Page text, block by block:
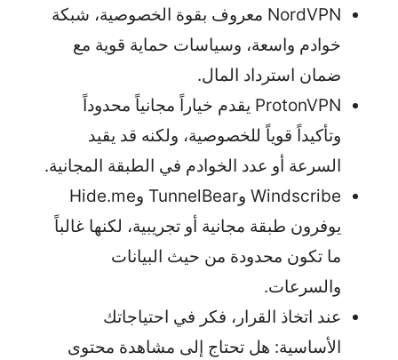
NordVPN معروف بقوة الخصوصية، شبكة
خوادم واسعة، وسياسات حماية قوية مع
ضمان استرداد المال.
ProtonVPN يقدم خياراً مجانياً محدوداً
وتأكيداً قوياً للخصوصية، ولكنه قد يقيد
السرعة أو عدد الخوادم في الطبقة المجانية.
Windscribe وTunnelBear وHide.me
يوفرون طبقة مجانية أو تجريبية، لكنها غالباً
ما تكون محدودة من حيث البيانات
والسرعات.
عند اتخاذ القرار، فكر في احتياجاتك
الأساسية: هل تحتاج إلى مشاهدة محتوى